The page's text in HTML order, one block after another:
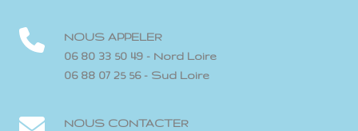
NOUS APPELER
06 80 33 50 49 - Nord Loire
06 88 07 25 56 - Sud Loire
NOUS CONTACTER